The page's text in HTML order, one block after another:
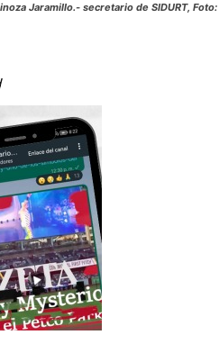
Jaramillo.- secretario de SIDURT, Foto: